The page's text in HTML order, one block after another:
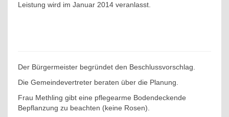
Leistung wird im Januar 2014 veranlasst.
Der Bürgermeister begründet den Beschlussvorschlag.
Die Gemeindevertreter beraten über die Planung.
Frau Methling gibt eine pflegearme Bodendeckende
Bepflanzung zu beachten (keine Rosen).